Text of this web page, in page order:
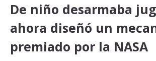
De niño desarmaba
ahora diseñó un
premiado por la NASA